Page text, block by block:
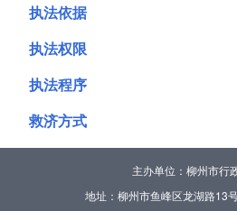
执法依据
执法权限
执法程序
救济方式
主办单位：柳州市行
地址：柳州市鱼峰区龙湖路13